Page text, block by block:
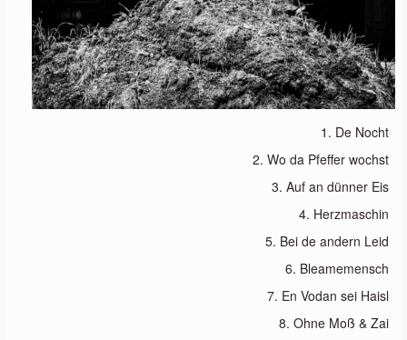
1. De Nocht
2. Wo da Pfeffer wochst
3. Auf an dünner Eis
4. Herzmaschin
5. Bei de andern Leid
6. Bleamemensch
7. En Vodan sei Haisl
8. Ohne Moß & Zai